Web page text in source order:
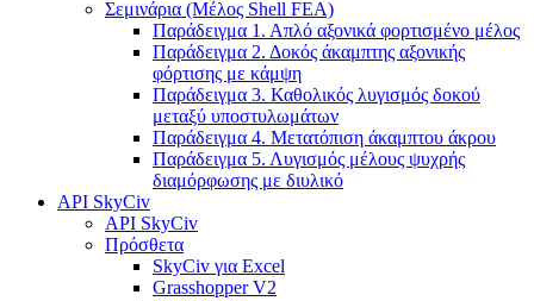
Σεμινάρια (Μέλος Shell FEA)
Παράδειγμα 1. Απλό αξονικά φορτισμένο μέλος
Παράδειγμα 2. Δοκός άκαμπτης αξονικής
φόρτισης με κάμψη
Παράδειγμα 3. Καθολικός λυγισμός δοκού
μεταξύ υποστυλωμάτων
Παράδειγμα 4. Μετατόπιση άκαμπτου άκρου
Παράδειγμα 5. Λυγισμός μέλους ψυχρής
διαμόρφωσης με διυλικό
API SkyCiv
API SkyCiv
Πρόσθετα
SkyCiv για Excel
Grasshopper V2